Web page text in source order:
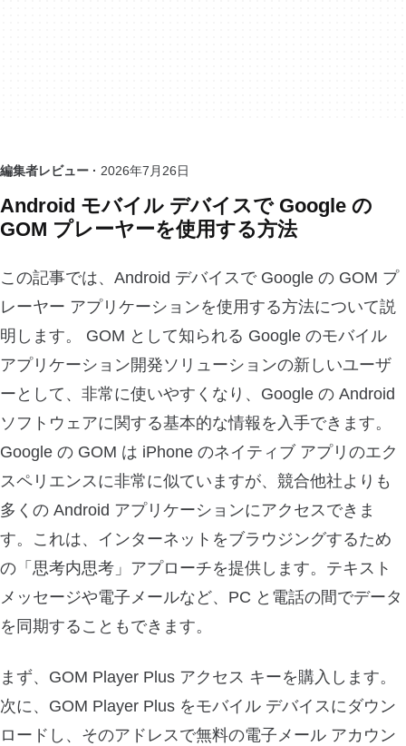
編集者レビュー · 2026年7月26日
Android モバイル デバイスで Google の
GOM プレーヤーを使用する方法
この記事では、Android デバイスで Google の GOM プ
レーヤー アプリケーションを使用する方法について説
明します。 GOM として知られる Google のモバイル
アプリケーション開発ソリューションの新しいユーザ
ーとして、非常に使いやすくなり、Google の Android
ソフトウェアに関する基本的な情報を入手できます。
Google の GOM は iPhone のネイティブ アプリのエク
スペリエンスに非常に似ていますが、競合他社よりも
多くの Android アプリケーションにアクセスできま
す。これは、インターネットをブラウジングするため
の「思考内思考」アプローチを提供します。テキスト
メッセージや電子メールなど、PC と電話の間でデータ
を同期することもできます。
まず、GOM Player Plus アクセス キーを購入します。
次に、GOM Player Plus をモバイル デバイスにダウン
ロードし、そのアドレスで無料の電子メール アカウン